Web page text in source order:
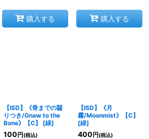
購入する 購入する
【ISD】《骨までの齧
りつき/Gnaw to the
Bone》【C】
[緑]
100 円 (税込)
【ISD】《月
霧/Moonmist》【C】
[緑]
400 円 (税込)